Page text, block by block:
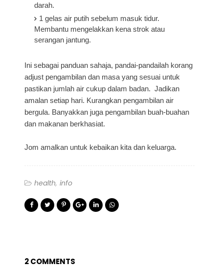
darah.
1 gelas air putih sebelum masuk tidur.
Membantu mengelakkan kena strok atau
serangan jantung.
Ini sebagai panduan sahaja, pandai-pandailah korang
adjust pengambilan dan masa yang sesuai untuk
pastikan jumlah air cukup dalam badan. Jadikan
amalan setiap hari. Kurangkan pengambilan air
bergula. Banyakkan juga pengambilan buah-buahan
dan makanan berkhasiat.
Jom amalkan untuk kebaikan kita dan keluarga.
health info
2 COMMENTS